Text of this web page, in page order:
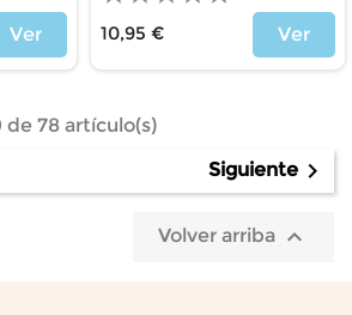
Ver
10,95 €
Ver
78 artículo(s)
Siguiente 
Volver arriba 